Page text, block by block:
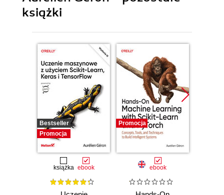
książki
Bestseller
Promocja
książka ebook
Promocja
ebook